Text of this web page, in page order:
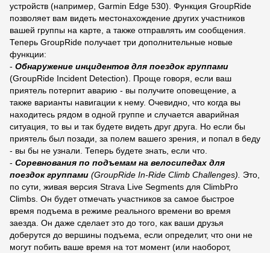
устройств (например, Garmin Edge 530). Функция GroupRide
позволяет вам видеть местонахождение других участников
вашей группы на карте, а также отправлять им сообщения.
Теперь GroupRide получает три дополнительные новые
функции:
- Обнаружение инцидентов для поездок группами
(GroupRide Incident Detection). Проще говоря, если ваш
приятель потерпит аварию - вы получите оповещение, а
также варианты навигации к нему. Очевидно, что когда вы
находитесь рядом в одной группе и случается аварийная
ситуация, то вы и так будете видеть друг друга. Но если бы
приятель был позади, за полем вашего зрения, и попал в беду
- вы бы не узнали. Теперь будете знать, если что.
- Соревнования по подъемам на велосипедах для
поездок группами (GroupRide In-Ride Climb Challenges).
Это,
по сути, живая версия Strava Live Segments для ClimbPro
Climbs. Он будет отмечать участников за самое быстрое
время подъема в режиме реального времени во время
заезда. Он даже сделает это до того, как ваши друзья
доберутся до вершины подъема, если определит, что они не
могут побить ваше время на тот момент (или наоборот,